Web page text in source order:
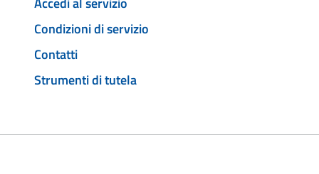
Condizioni di servizio
Contatti
Strumenti di tutela